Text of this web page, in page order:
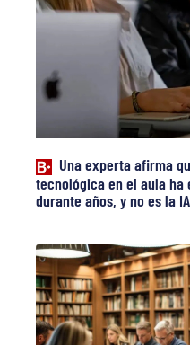
Una experta afirma
tecnológica en el aula
durante años, y no es la IA